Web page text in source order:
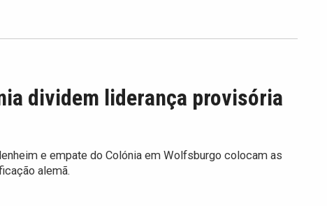
dividem liderança provisória
e empate do Colónia em Wolfsburgo colocam as
alemã.